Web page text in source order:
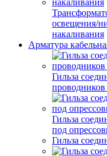
освещения/
накаливания
Арматура
Гильза
Гильза
под
Гильза